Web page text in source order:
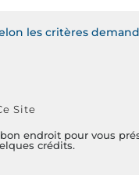
les critères
Site
endroit pour vous
crédits.